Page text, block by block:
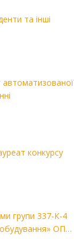
автоматизованої
конкурсу
групи 337-К-4
ОПП